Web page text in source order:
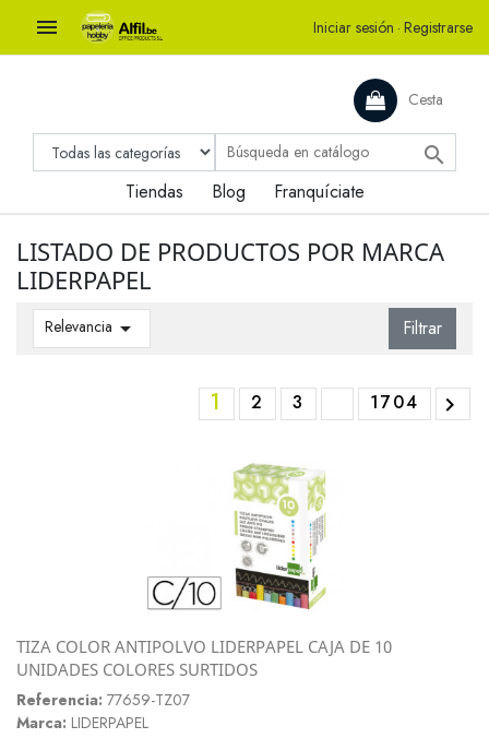
 Iniciar sesión · Registrarse
Cesta

Tiendas Blog Franquíciate
LISTADO DE PRODUCTOS POR MARCA
LIDERPAPEL
Relevancia  Filtrar
1 2 3 1704 
TIZA COLOR ANTIPOLVO LIDERPAPEL CAJA DE 10
UNIDADES COLORES SURTIDOS
Referencia: 77659-TZ07
Marca: LIDERPAPEL